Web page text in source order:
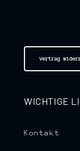
Vertrag
WICHTIGE
Kontakt